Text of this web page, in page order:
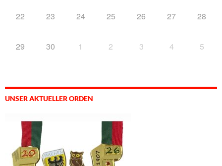
22 23 24 25 26 27 28
29 30 1 2 3 4 5
UNSER AKTUELLER ORDEN